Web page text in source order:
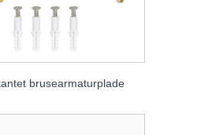
brusearmaturplade